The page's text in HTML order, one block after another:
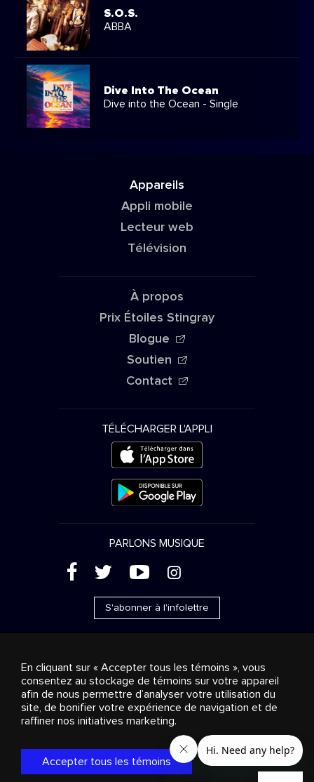
S.O.S.
ABBA
Dive Into The Ocean
Dive into the Ocean - Single
Appareils
Appli mobile
Lecteur web
Télévision
À propos
Prix Étoiles Stingray
Blogue
Soutien
Contact
TÉLÉCHARGER L'APPLI
PARLONS MUSIQUE
( ' + &
S'abonner à l'infolettre
Ventes publicitaires
Diffusion & distribution
Consommateurs
Solutions d’affaires Radio
propos
Cookies settings
© 2018-2025 Groupe Stingray Inc. Tous droits réservés.
, VOS AMBIANCES MUSICALES
et les autres
marques et logos reliés sont des marques de commerce du
Groupe Stingray au Canada, aux États-Unis et dans les autres
En cliquant sur « Accepter tous les témoins », vous
consentez au stockage de témoins sur votre appareil
afin de nous permettre d’analyser votre utilisation du
site, de bonifier votre expérience de navigation et de
raffiner nos initiatives marketing.
Accepter tous les témoins